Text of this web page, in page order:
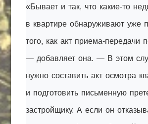
«Бывает и так, что какие-то
в квартире обнаруживают уже
того, как акт приема-передачи
— добавляет она. — В этом
нужно составить акт осмотра
и подготовить письменную
застройщику. А если он